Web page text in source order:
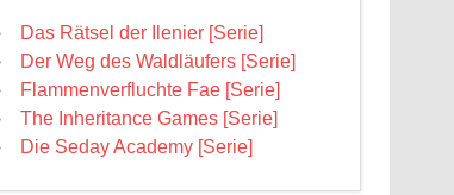
Das Rätsel der Ilenier [Serie]
Der Weg des Waldläufers [Serie]
Flammenverfluchte Fae [Serie]
The Inheritance Games [Serie]
Die Seday Academy [Serie]